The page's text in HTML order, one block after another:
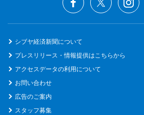
シブヤ経済新聞について
プレスリリース・情報提供はこちらから
アクセスデータの利用について
お問い合わせ
広告のご案内
スタッフ募集